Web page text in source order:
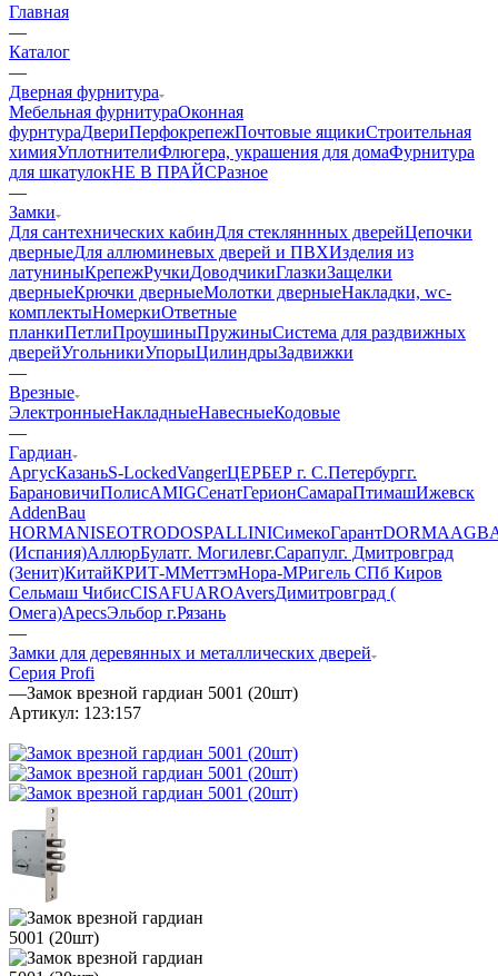
Главная
—
Каталог
—
Дверная фурнитура
Мебельная фурнитураОконная
фурнтураДвериПерфокрепежПочтовые ящикиСтроительная
химияУплотнителиФлюгера, украшения для домаФурнитура
для шкатулокНЕ В ПРАЙСРазное
—
Замки
Для сантехнических кабинДля стекляннных дверейЦепочки
дверныеДля аллюминевых дверей и ПВХИзделия из
латуниныКрепежРучкиДоводчикиГлазкиЗащелки
дверныеКрючки дверныеМолотки дверныеНакладки, wc-
комплектыНомеркиОтветные
планкиПетлиПроушиныПружиныСистема для раздвижных
дверейУгольникиУпорыЦилиндрыЗадвижки
—
Врезные
ЭлектронныеНакладныеНавесныеКодовые
—
Гардиан
АргусКазаньS-LockedVangerЦЕРБЕР г. С.Петербургг.
БарановичиПолисAMIGСенатГерионСамараПтимашИжевск
AddenBau
HORMANISEOTRODOSPALLINIСимекоГарантDORMAAGB
(Испания)АллюрБулатг. Могилевг.Сарапулг. Дмитровград
(Зенит)КитайКРИТ-ММеттэмНора-МРигель СПб Киров
Сельмаш ЧибисCISAFUAROAversДимитровград (
Омега)ApecsЭльбор г.Рязань
—
Замки для деревянных и металлических дверей
Серия Profi
—Замок врезной гардиан 5001 (20шт)
Артикул: 123:157